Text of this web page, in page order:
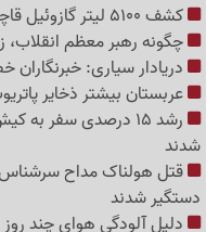
کشف 5100 لیتر گازوئیل قاچاق در رباط کریم
چگونه رهبر معظم انقلاب،
دریادار سیاری:
عربستان بیشتر ذخایر پاتریوت خود را
شدند
قتل هولناک مداح
دستگیر شدند
دلیل آلودگی هوای چند